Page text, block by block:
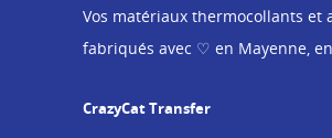
Vos matériaux thermocollants et
fabriqués avec ♡ en Mayenne,
CrazyCat Transfer